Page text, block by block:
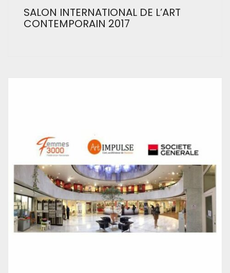
SALON INTERNATIONAL DE L’ART
CONTEMPORAIN 2017